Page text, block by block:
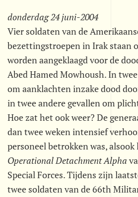
donderdag 24 juni-2004
Vier soldaten van de
bezettingstroepen in Irak staan
worden aangeklaagd voor de
Abed Hamed Mowhoush. In
om aanklachten inzake dood
in twee andere gevallen om
Hoe zat het ook weer? De
dan twee weken intensief
personeel betrokken was, alsook
Operational Detachment Alpha
Special Forces. Tijdens zijn
twee soldaten van de 66th